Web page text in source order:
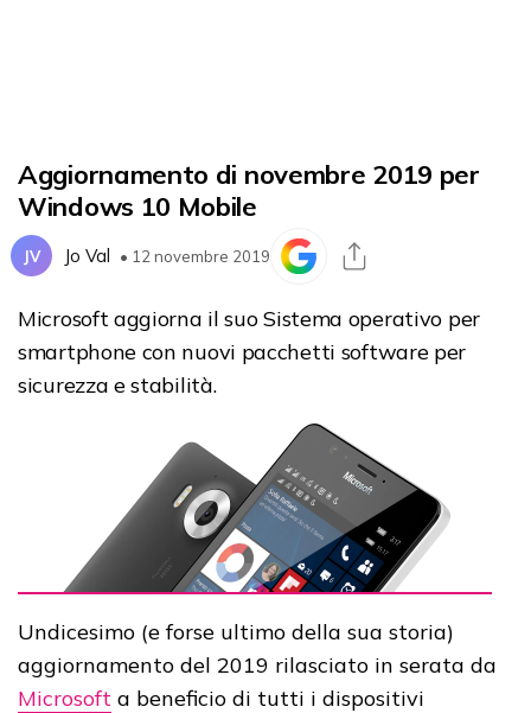
Aggiornamento di novembre 2019 per
Windows 10 Mobile
JV Jo Val • 12 novembre 2019
Microsoft aggiorna il suo Sistema operativo per
smartphone con nuovi pacchetti software per
sicurezza e stabilità.
Undicesimo (e forse ultimo della sua storia)
aggiornamento del 2019 rilasciato in serata da
Microsoft a beneficio di tutti i dispositivi